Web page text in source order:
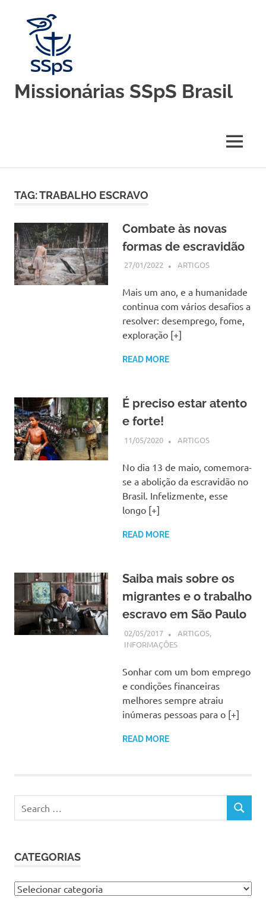
content
Missionárias SSpS Brasil
Espírito
–
Brasil
MENU
TAG:TRABALHO ESCRAVO
Combate às novas
formas de escravidão
27/01/2022 SSPS BRASIL
ARTIGOS
Mais um ano, e a humanidade
continua com vários desafios a
resolver: desemprego, fome,
exploração [+]
READ MORE
É preciso estar atento
e forte!
11/05/2020 SSPS BRASIL
ARTIGOS
No dia 13 de maio, comemora-
se a abolição da escravidão no
Brasil. Infelizmente, esse
longo [+]
READ MORE
Saiba mais sobre os
migrantes e o trabalho
escravo em São Paulo
02/05/2017 SSPS BRASIL
ARTIGOS,
INFORMAÇÕES
Sonhar com um bom emprego
e condições financeiras
melhores sempre atraiu
inúmeras pessoas para o [+]
READ MORE
for:
SEARCH
CATEGORIAS
Categorias